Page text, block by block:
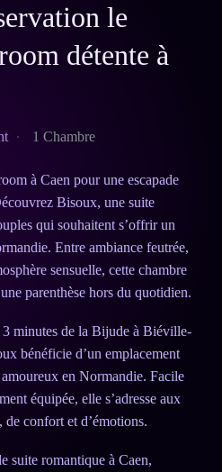
le
détente à
1 Chambre
à Caen pour une escapade
Bisoux, une suite
qui souhaitent s’offrir un
Entre ambiance feutrée,
sensuelle, cette chambre
parenthèse hors du quotidien.
3 minutes de la Bijude à Biéville-
bénéficie d’un emplacement
en Normandie. Facile
équipée, elle s’adresse aux
de confort et d’émotions.
suite romantique à Caen,